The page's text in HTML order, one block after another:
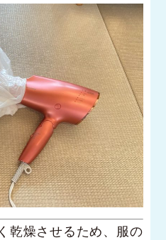
乾燥させるため、服の